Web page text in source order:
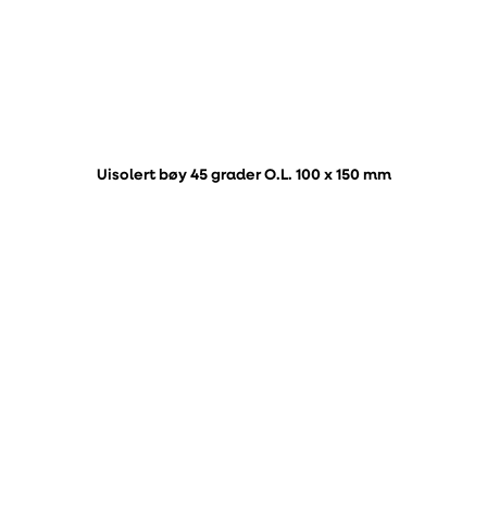
Uisolert bøy 45 grader O.L. 100 x 150 mm